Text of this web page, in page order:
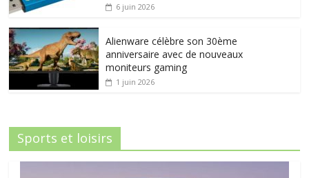
6 juin 2026
Alienware célèbre son 30ème
anniversaire avec de nouveaux
moniteurs gaming
1 juin 2026
Sports et loisirs